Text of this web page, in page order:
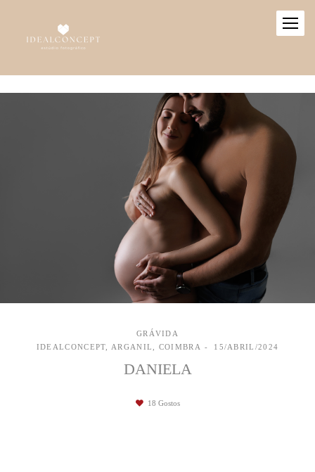
GRÁVIDA
IDEALCONCEPT, ARGANIL, COIMBRA
15/ABRIL/2024
DANIELA
18 Gostos